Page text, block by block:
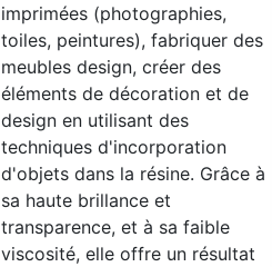
imprimées (photographies,
toiles, peintures), fabriquer des
meubles design, créer des
éléments de décoration et de
design en utilisant des
techniques d'incorporation
d'objets dans la résine. Grâce à
sa haute brillance et
transparence, et à sa faible
viscosité, elle offre un résultat